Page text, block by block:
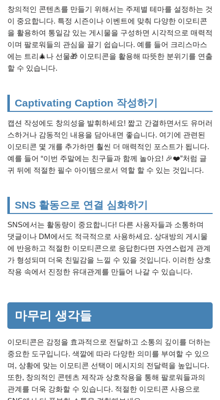
창의적인 콘텐츠를 만들기 위해서는 주제별 테마를 설정하는 것
이 중요합니다. 특정 시즌이나 이벤트에 맞춰 다양한 이모티콘
을 활용하여 통일감 있는 게시물을 구성하면 시각적으로 매력적
이며 팔로워들의 관심을 끌기 쉽습니다. 예를 들어 크리스마스
에는 트리🎄나 선물🎁 이모티콘을 활용해 따뜻한 분위기를 연출
할 수 있습니다.
Captivating Caption 작성하기
캡션 작성에도 창의성을 발휘하세요! 짧고 간결하면서도 유머러
스하거나 감동적인 내용을 담아내면 좋습니다. 여기에 관련된
이모티콘 몇 개를 추가하면 훨씬 더 매력적인 포스트가 됩니다.
예를 들어 “이번 주말에는 친구들과 함께 놀아요! 🎉❤️”처럼 글
귀 뒤에 적절한 필수 아이템으로서 역할 할 수 있는 것입니다.
SNS 활동으로 연결 심화하기
SNS에서는 활동량이 중요합니다! 다른 사용자들과 소통하며
댓글이나 DM에서도 적극적으로 사용하세요. 상대방의 게시물
에 반응하고 적절한 이모티콘으로 응답한다면 자연스럽게 관계
가 형성되며 더욱 친밀감을 느낄 수 있을 것입니다. 이러한 상호
작용 속에서 진정한 유대관계를 만들어 나갈 수 있습니다.
마무리 생각들
이모티콘은 감정을 효과적으로 전달하고 소통의 깊이를 더하는
중요한 도구입니다. 색깔에 따라 다양한 의미를 부여할 수 있으
며, 상황에 맞는 이모티콘 선택이 메시지의 전달력을 높입니다.
또한, 창의적인 콘텐츠 제작과 상호작용을 통해 팔로워들과의
관계를 더욱 강화할 수 있습니다. 적절한 이모티콘 사용으로